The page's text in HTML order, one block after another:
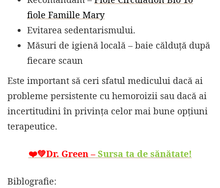
fiole Famille Mary
Evitarea sedentarismului.
Măsuri de igienă locală – baie călduță după
fiecare scaun
Este important să ceri sfatul medicului dacă ai
probleme persistente cu hemoroizii sau dacă ai
incertitudini în privința celor mai bune opțiuni
terapeutice.
❤️💚Dr. Green –Sursa ta de sănătate!
Biblografie: